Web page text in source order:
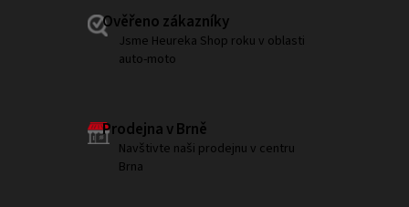
Ověřeno zákazníky
Jsme Heureka Shop roku v oblasti
auto-moto
Prodejna v Brně
Navštivte naši prodejnu v centru
Brna